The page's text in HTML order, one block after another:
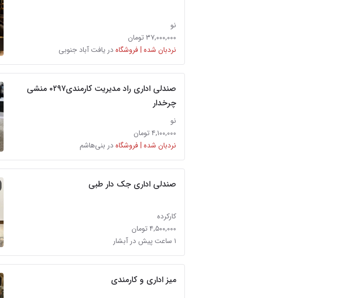
نو
۳۷,۰۰۰,۰۰۰ تومان
نردبان شده | فروشگاهدر یافت آباد جنوبی
صندلی اداری راد مدیریت کارمندی۰۲۹۷ منشی
چرخدار
نو
۴,۱۰۰,۰۰۰ تومان
نردبان شده | فروشگاهدر بنی‌هاشم
صندلی اداری جک دار طبی
کارکرده
۴,۵۰۰,۰۰۰ تومان
۱ ساعت پیش در آبشار
میز اداری و کارمندی